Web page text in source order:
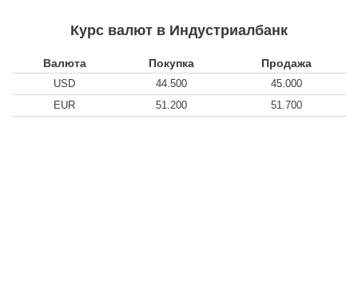
Курс валют в Индустриалбанк
Валюта Покупка Продажа
USD 44.500
45.000
EUR
51.200 51.700